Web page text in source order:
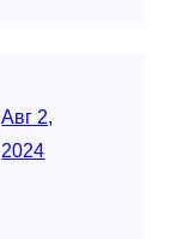
Авг 2,
2024